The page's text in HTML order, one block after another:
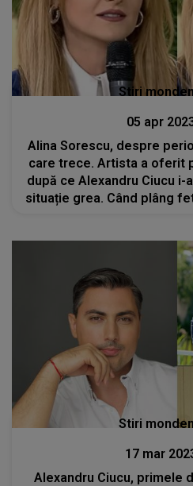
Stiri
05 apr
Alina Sorescu, despre
care trece. Artista a oferit
după ce Alexandru Ciucu i-
situație grea. Când plâng
Stiri
17 mar
Alexandru Ciucu, primele